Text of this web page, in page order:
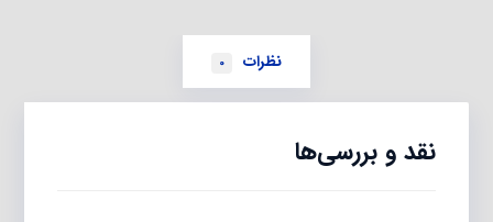
نظرات 0
نقد و بررسی‌ها